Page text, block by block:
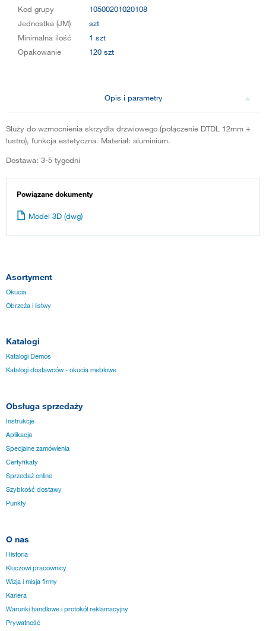
Kod grupy
10500201020108
Jednostka (JM)
szt
Minimalna ilość
1 szt
Opakowanie
120 szt
Opis i parametry
Służy do wzmocnienia skrzydła drzwiowego (połączenie DTDL 12mm +
lustro), funkcja estetyczna. Materiał: aluminium.
Dostawa: 3-5 tygodni
Powiązane dokumenty
Model 3D (dwg)
Asortyment
Okucia
Obrzeża i listwy
Katalogi
Katalogi Demos
Katalogi dostawców - okucia meblowe
Obsługa sprzedaży
Instrukcje
Aplikacja
Specjalne zamówienia
Certyfikaty
Sprzedaż online
Szybkość dostawy
Punkty
O nas
Historia
Kluczowi pracownicy
Wizja i misja firmy
Kariera
Warunki handlowe i protokół reklamacyjny
Prywatność